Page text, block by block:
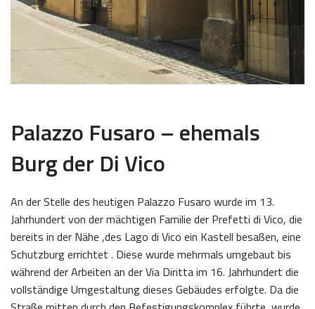
Palazzo Fusaro – ehemals
Burg der Di Vico
An der Stelle des heutigen Palazzo Fusaro wurde im 13.
Jahrhundert von der mächtigen Familie der Prefetti di Vico, die
bereits in der Nähe ,des Lago di Vico ein Kastell besaßen, eine
Schutzburg errichtet . Diese wurde mehrmals umgebaut bis
während der Arbeiten an der Via Diritta im 16. Jahrhundert die
vollständige Umgestaltung dieses Gebäudes erfolgte. Da die